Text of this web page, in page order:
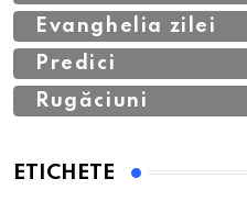
Evanghelia zilei
Predici
Rugăciuni
ETICHETE